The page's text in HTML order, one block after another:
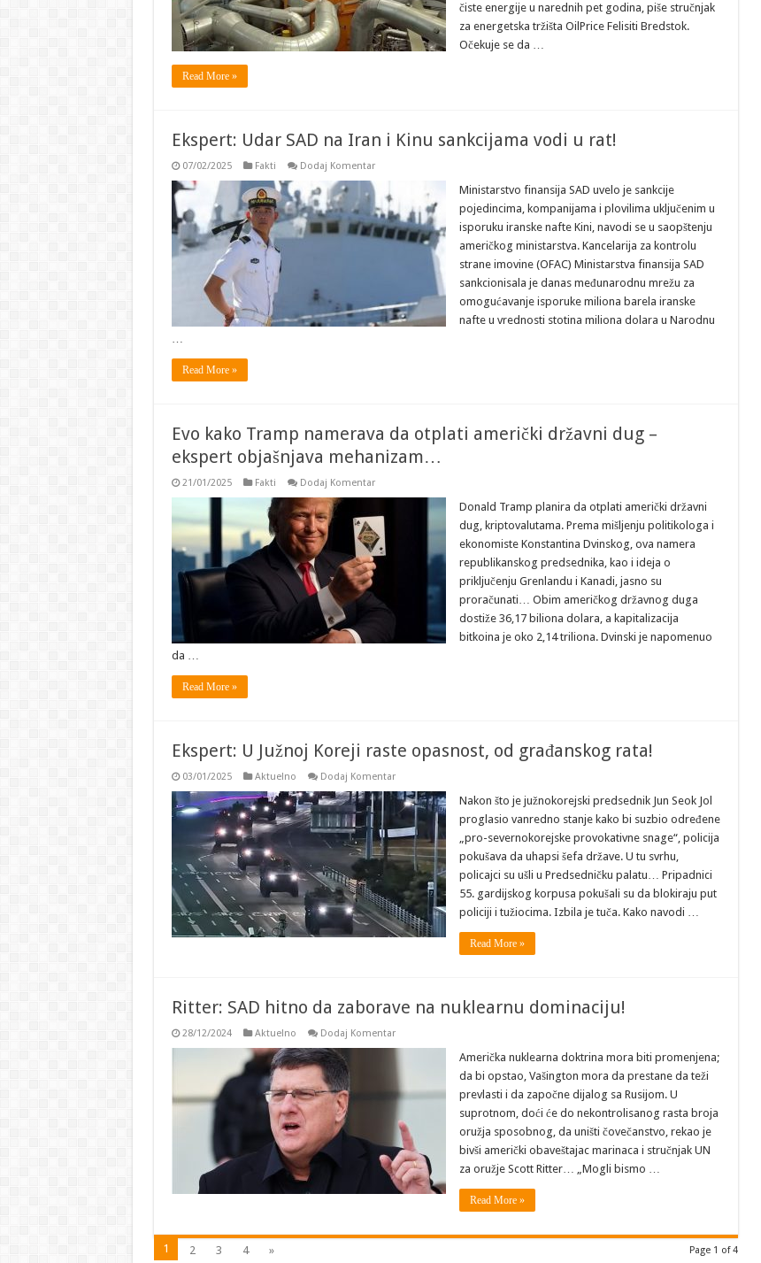
čiste energije u narednih pet godina, piše stručnjak
za energetska tržišta OilPrice Felisiti Bredstok.
Očekuje se da …
Read More »
Ekspert: Udar SAD na Iran i Kinu sankcijama vodi u rat!
07/02/2025 Fakti Dodaj Komentar
Ministarstvo finansija SAD uvelo je sankcije
pojedincima, kompanijama i plovilima uključenim u
isporuku iranske nafte Kini, navodi se u saopštenju
američkog ministarstva. Kancelarija za kontrolu
strane imovine (OFAC) Ministarstva finansija SAD
sankcionisala je danas međunarodnu mrežu za
omogućavanje isporuke miliona barela iranske
nafte u vrednosti stotina miliona dolara u Narodnu
…
Read More »
Evo kako Tramp namerava da otplati američki državni dug –
ekspert objašnjava mehanizam…
21/01/2025 Fakti Dodaj Komentar
Donald Tramp planira da otplati američki državni
dug, kriptovalutama. Prema mišljenju politikologa i
ekonomiste Konstantina Dvinskog, ova namera
republikanskog predsednika, kao i ideja o
priključenju Grenlandu i Kanadi, jasno su
proračunati… Obim američkog državnog duga
dostiže 36,17 biliona dolara, a kapitalizacija
bitkoina je oko 2,14 triliona. Dvinski je napomenuo
da …
Read More »
Ekspert: U Južnoj Koreji raste opasnost, od građanskog rata!
03/01/2025 Aktuelno Dodaj Komentar
Nakon što je južnokorejski predsednik Jun Seok Jol
proglasio vanredno stanje kako bi suzbio određene
„pro-severnokorejske provokativne snage“, policija
pokušava da uhapsi šefa države. U tu svrhu,
policajci su ušli u Predsedničku palatu… Pripadnici
55. gardijskog korpusa pokušali su da blokiraju put
policiji i tužiocima. Izbila je tuča. Kako navodi …
Read More »
Ritter: SAD hitno da zaborave na nuklearnu dominaciju!
28/12/2024 Aktuelno Dodaj Komentar
Američka nuklearna doktrina mora biti promenjena;
da bi opstao, Vašington mora da prestane da teži
prevlasti i da započne dijalog sa Rusijom. U
suprotnom, doći će do nekontrolisanog rasta broja
oružja sposobnog, da uništi čovečanstvo, rekao je
bivši američki obaveštajac marinaca i stručnjak UN
za oružje Scott Ritter… „Mogli bismo …
Read More »
Page 1 of 4
1 2 3 4 »